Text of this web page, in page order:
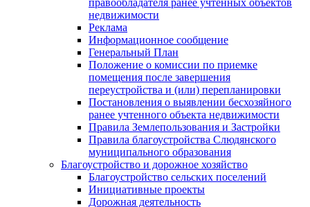
правообладателя ранее учтённых объектов
недвижимости
Реклама
Информационное сообщение
Генеральный План
Положение о комиссии по приемке
помещения после завершения
переустройства и (или) перепланировки
Постановления о выявлении бесхозяйного
ранее учтенного объекта недвижимости
Правила Землепользования и Застройки
Правила благоустройства Слюдянского
муниципального образования
Благоустройство и дорожное хозяйство
Благоустройство сельских поселений
Инициативные проекты
Дорожная деятельность